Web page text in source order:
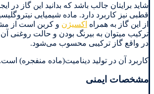
شاید برایتان جالب باشد که بدانید این گاز در
قطبی نیز کاربرد دارد. ماده شیمیایی
از این گاز به همراه اکسیژن و کربن است از
ترکیب میتوان به بیرنگ بودن و حالت روغنی آن
در واقع گاز ترکیبی محسوب می‌شود.
کاربرد آن در تولید دینامیت(ماده منفجره) است.
مشخصات ایمنی